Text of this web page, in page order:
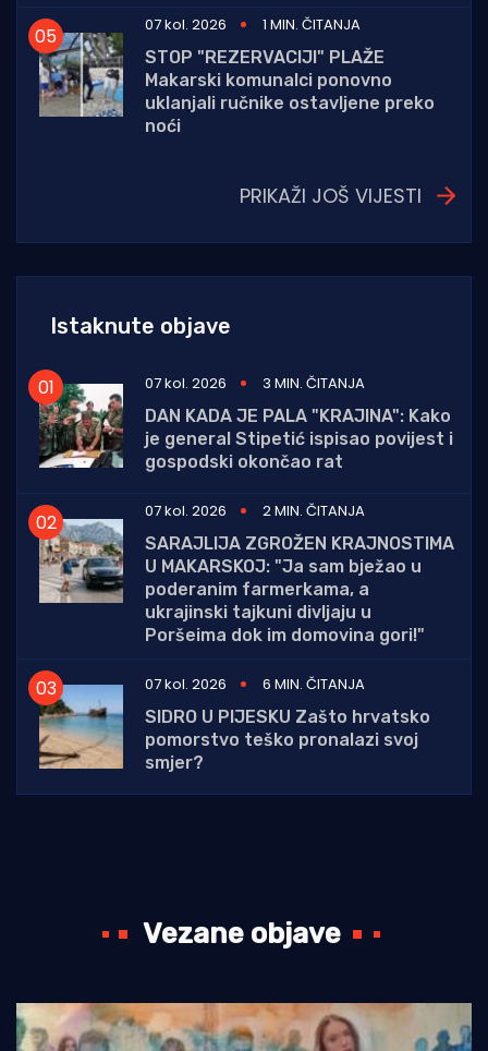
07 kol. 2026
1 MIN. ČITANJA
STOP "REZERVACIJI" PLAŽE
Makarski komunalci ponovno
uklanjali ručnike ostavljene preko
noći
PRIKAŽI JOŠ VIJESTI
Istaknute objave
07 kol. 2026
3 MIN. ČITANJA
DAN KADA JE PALA "KRAJINA": Kako
je general Stipetić ispisao povijest i
gospodski okončao rat
07 kol. 2026
2 MIN. ČITANJA
SARAJLIJA ZGROŽEN KRAJNOSTIMA
U MAKARSKOJ: "Ja sam bježao u
poderanim farmerkama, a
ukrajinski tajkuni divljaju u
Poršeima dok im domovina gori!"
07 kol. 2026
6 MIN. ČITANJA
SIDRO U PIJESKU Zašto hrvatsko
pomorstvo teško pronalazi svoj
smjer?
Vezane objave